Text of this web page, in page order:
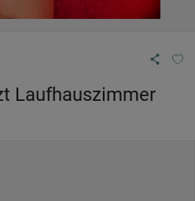
Laufhauszimmer